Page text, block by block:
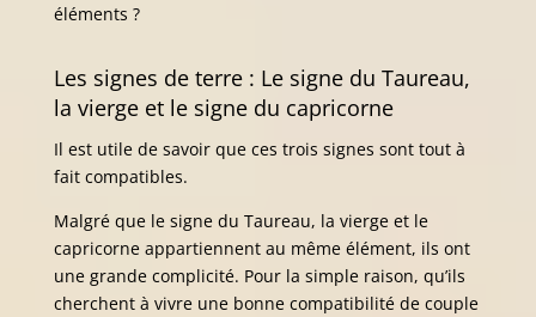
éléments ?
Les signes de terre : Le signe du Taureau,
la vierge et le signe du capricorne
Il est utile de savoir que ces trois signes sont tout à
fait compatibles.
Malgré que le signe du Taureau, la vierge et le
capricorne appartiennent au même élément, ils ont
une grande complicité. Pour la simple raison, qu’ils
cherchent à vivre une bonne compatibilité de couple